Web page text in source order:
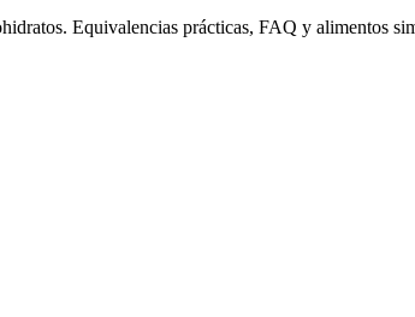
Equivalencias prácticas, FAQ y alimentos